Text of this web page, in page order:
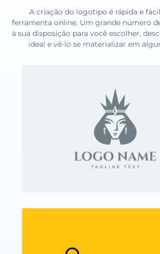
A criação do logotipo é rápida e
ferramenta online. Um grande número
à sua disposição para você escolher,
ideal e vê-lo se materializar em